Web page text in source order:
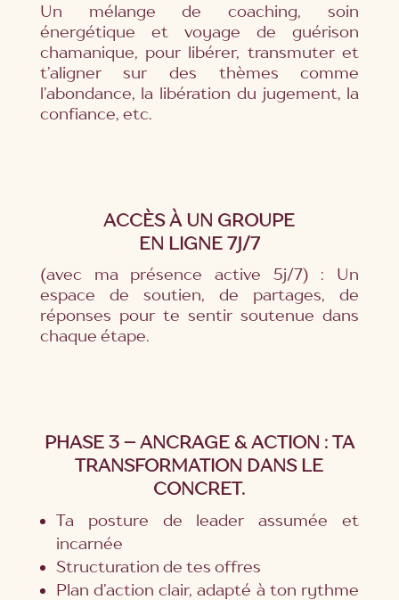
Un mélange de coaching, soin
énergétique et voyage de guérison
chamanique, pour libérer, transmuter et
t’aligner sur des thèmes comme
l’abondance, la libération du jugement, la
confiance, etc.
ACCÈS À UN GROUPE
EN LIGNE 7J/7
(avec ma présence active 5j/7) : Un
espace de soutien, de partages, de
réponses pour te sentir soutenue dans
chaque étape.
PHASE 3 – ANCRAGE & ACTION : TA
TRANSFORMATION DANS LE
CONCRET.
Ta posture de leader assumée et
incarnée
Structuration de tes offres
Plan d’action clair, adapté à ton rythme